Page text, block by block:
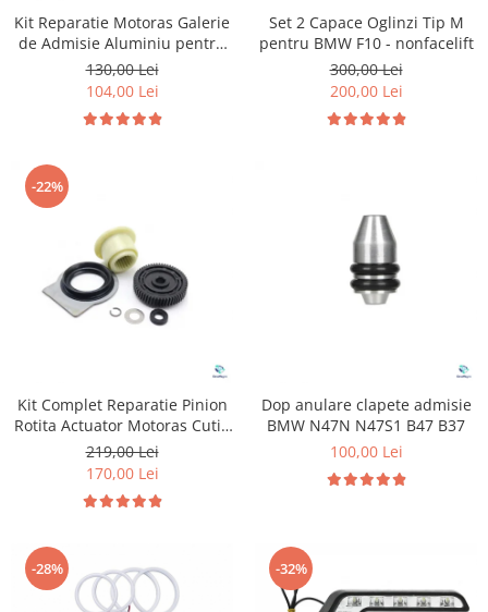
Suzuki
Toyota
Volkswagen
Dopuri anulare clapete admisie
Garnituri galerie admisie BMW
Kit reparatie faruri
Produse cu discount de pana la
95%
Eleron Portbagaj
Kit Reparatie Motoras Galerie
de Admisie Aluminiu pentru
Volkswagen Skoda Seat Audi
P2015
130,00 Lei
104,00 Lei
Set 2 Capace Oglinzi Tip M
pentru BMW F10 - nonfacelift
300,00 Lei
200,00 Lei
-22%
Kit Complet Reparatie Pinion
Rotita Actuator Motoras Cutie
Transfer pentru BMW
219,00 Lei
170,00 Lei
Dop anulare clapete admisie
BMW N47N N47S1 B47 B37
100,00 Lei
-28% -32%